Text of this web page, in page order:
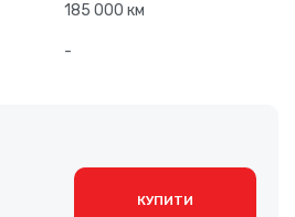
185 000 км
-
КУПИТИ